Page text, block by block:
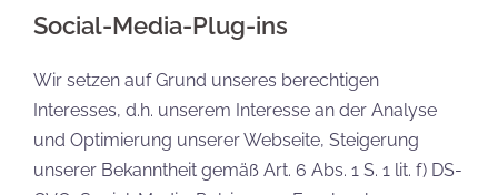
Social-Media-Plug-ins
Wir setzen auf Grund unseres berechtigen
Interesses, d.h. unserem Interesse an der Analyse
und Optimierung unserer Webseite, Steigerung
unserer Bekanntheit gemäß Art. 6 Abs. 1 S. 1 lit. f) DS-